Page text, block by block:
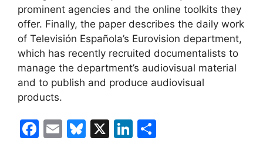
prominent agencies and the online toolkits they
offer. Finally, the paper describes the daily work
of Televisión Española’s Eurovision department,
which has recently recruited documentalists to
manage the department’s audiovisual material
and to publish and produce audiovisual
products.
F
E
Bl X
Li